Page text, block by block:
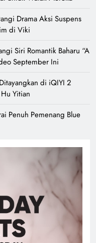
Drama Aksi Suspens
di Viki
Siri Romantik Baharu “A
September Ini
di iQIYI 2
Yitian
Penuh Pemenang Blue